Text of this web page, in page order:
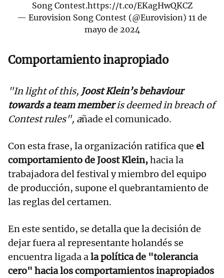
Song Contest.https://t.co/EKagHwQKCZ
— Eurovision Song Contest (@Eurovision) 11 de
mayo de 2024
Comportamiento inapropiado
"In light of this, Joost Klein’s behaviour
towards a team memberis deemed in breach of
Contest rules", añade el comunicado.
Con esta frase, la organización ratifica que el
comportamiento de Joost Klein,hacia la
trabajadora del festival y miembro del equipo
de producción, supone el quebrantamiento de
las reglas del certamen.
En este sentido, se detalla que la decisión de
dejar fuera al representante holandés se
encuentra ligada ala política de "tolerancia
cero" hacia los comportamientos inapropiados